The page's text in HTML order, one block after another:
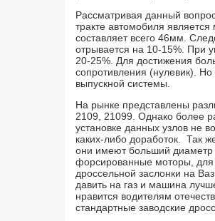
Рассматривая данный
тракте автомобиля
составляет всего 46мм.
отрывается на 10-15%. При
20-25%. Для достижения
сопротивления (нулевик) .
выпускной системы.
На рынке представлены
2109, 21099. Однако более
установке данных узлов не
каких-либо доработок. Так
они имеют больший диаметр
форсированные моторы, для
дроссельной заслонки на
давить на газ и машина
нравится водителям
стандартные заводские